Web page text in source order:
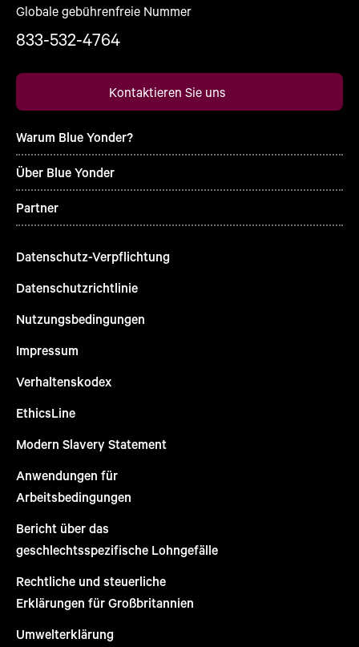
Globale gebührenfreie Nummer
833-532-4764
Kontaktieren Sie uns
Warum Blue Yonder?
Über Blue Yonder
Partner
Datenschutz-Verpflichtung
Datenschutzrichtlinie
Nutzungsbedingungen
Impressum
Verhaltenskodex
EthicsLine
Modern Slavery Statement
Anwendungen für
Arbeitsbedingungen
Bericht über das
geschlechtsspezifische Lohngefälle
Rechtliche und steuerliche
Erklärungen für Großbritannien
Umwelterklärung